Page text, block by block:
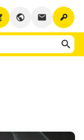
key
email
public